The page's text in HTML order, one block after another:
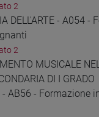
2
DELL'ARTE - A054 -
2
MUSICALE
DI I GRADO
- AB56 - Formazione